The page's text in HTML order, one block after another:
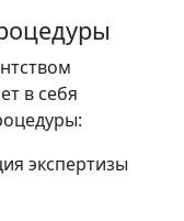
в себя
экспертизы